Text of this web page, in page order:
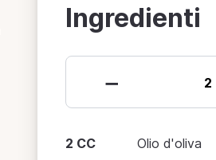
Ingredienti
−
2 CC Olio d'oliva